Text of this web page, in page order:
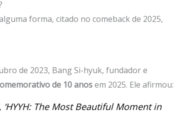
forma, citado no comeback de 2025,
de 2023, Bang Si-hyuk, fundador e
de 10 anosem 2025. Ele afirmou:
‘HYYH: The Most Beautiful Moment in